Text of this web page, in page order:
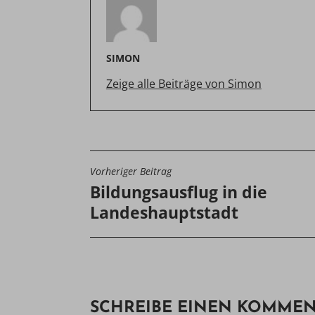
SIMON
Zeige alle Beiträge von Simon
BEITRAGSNAVIGATION
Vorheriger Beitrag
Bildungsausflug in die
Landeshauptstadt
SCHREIBE EINEN